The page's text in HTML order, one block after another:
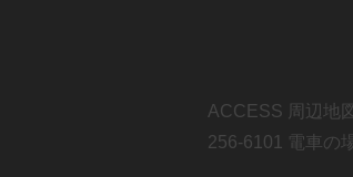
ACCESS 周辺
256-6101 電車の